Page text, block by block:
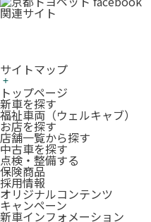
関連サイト
サイトマップ
トップページ
新車を探す
福祉車両（ウェルキャブ）
お店を探す
店舗一覧から探す
中古車を探す
点検・整備する
保険商品
採用情報
オリジナルコンテンツ
キャンペーン
新車インフォメーション